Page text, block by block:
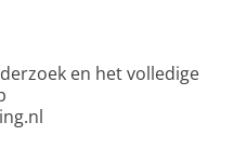
en het volledige